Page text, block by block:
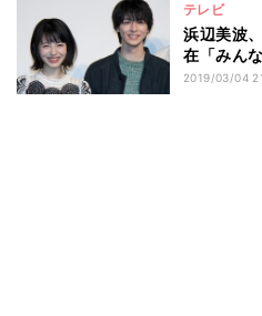
テレビ
浜辺美波
在「みん
2019/03/04